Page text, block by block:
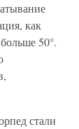
как
50°.
стали